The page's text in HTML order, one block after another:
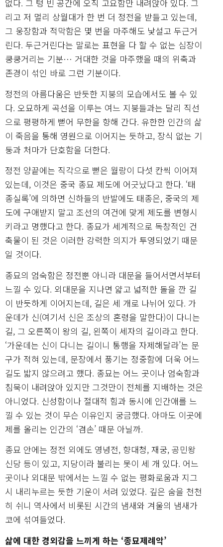
없다. 그 텅 빈 공간에 오직 고요함만 내려앉아 있다. 그
리고 저 멀리 상월대가 한 번 더 정전을 받들고 있는데,
그 웅장함과 적막함은 몇 번을 마주해도 낯설고 두근거
린다. 두근거린다는 말로는 표현을 다 할 수 없는 심장이
쿵쿵거리는 기분… 거대한 것을 마주했을 때의 위축과
존경이 섞인 바로 그런 기분이다.
정전의 아름다움은 반듯한 지붕의 모습에서도 볼 수 있
다. 오묘하게 곡선을 이루는 여느 지붕들과는 달리 직선
으로 평평하게 뻗어 무한을 향해 간다. 유한한 인간의 삶
이 죽음을 통해 영원으로 이어지는 듯하고, 장식 없는 기
둥과 처마가 단호함을 더한다.
정전 양끝에는 직각으로 뻗은 월랑이 다섯 칸씩 이어져
있는데, 이것은 중국 종묘 제도에 어긋났다고 한다. ‘태
종실록’에 의하면 신하들의 반발에도 태종은, 중국의 제
도에 구애받지 말고 조선의 여건에 맞게 제도를 변형시
키라고 명했다고 한다. 종묘가 세계적으로 독창적인 건
축물이 된 것은 이러한 강력한 의지가 투영되었기 때문
일 것이다.
종묘의 엄숙함은 정전뿐 아니라 대문을 들어서면서부터
느낄 수 있다. 외대문을 지나면 얇고 넓적한 돌을 깐 길
이 반듯하게 이어지는데, 길은 세 개로 나뉘어 있다. 가
운데가 신(여기서 신은 조상의 혼령을 말한다)이 다니는
길, 그 오른쪽이 왕의 길, 왼쪽이 세자의 길이라고 한다.
‘가운데는 신이 다니는 길이니 통행을 자제해달라’는 문
구가 적혀 있는데, 문장에서 풍기는 정중함에 더욱 어느
길도 밟지 않으려고 했다. 종묘는 어느 곳이나 엄숙함과
침묵이 내려앉아 있지만 그것만이 전체를 지배하는 것은
아니었다. 신성함이나 절대적 힘과 동시에 인간애를 느
낄 수 있는 것이 무슨 이유인지 궁금했다. 아마도 이곳에
제를 올리는 인간의 ‘겸손’ 때문 아닐까.
종묘 안에는 정전 외에도 영녕전, 향대청, 재궁, 공민왕
신당 등이 있고, 지당이라 불리는 못이 세 개 있다. 어느
곳이나 외대문 밖에서는 느낄 수 없는 평화로움과 지그
시 내리누르는 듯한 기운이 서려 있었다. 깊은 숨을 천천
히 쉬니 역사에서 비롯된 시간의 냄새와 겨울의 냄새가
코에 섞여들었다.
삶에 대한 경외감을 느끼게 하는 ‘종묘제례악’